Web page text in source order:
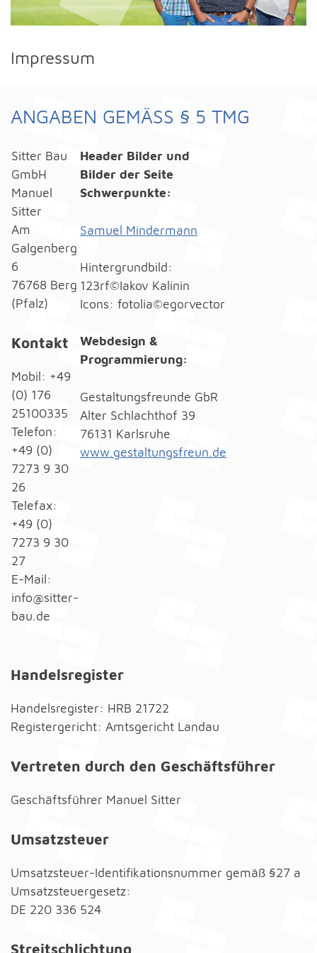
Impressum
ANGABEN GEMÄSS § 5 TMG
Sitter Bau
GmbH
Manuel
Sitter
Am
Galgenberg
6
76768 Berg
(Pfalz)
Kontakt
Mobil: +49
(0) 176
25100335
Telefon:
+49 (0)
7273 9 30
26
Telefax:
+49 (0)
7273 9 30
27
E-Mail:
info@sitter-
bau.de
Header Bilder und
Bilder der Seite
Schwerpunkte:
Samuel Mindermann
Hintergrundbild:
123rf©Iakov Kalinin
Icons: fotolia©egorvector
Webdesign &
Programmierung:
Gestaltungsfreunde GbR
Alter Schlachthof 39
76131 Karlsruhe
www.gestaltungsfreun.de
Handelsregister
Handelsregister: HRB 21722
Registergericht: Amtsgericht Landau
Vertreten durch den Geschäftsführer
Geschäftsführer Manuel Sitter
Umsatzsteuer
Umsatzsteuer-Identifikationsnummer gemäß §27 a
Umsatzsteuergesetz:
DE 220 336 524
Streitschlichtung